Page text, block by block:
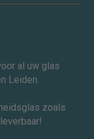
al uw glas
Leiden.
zoals